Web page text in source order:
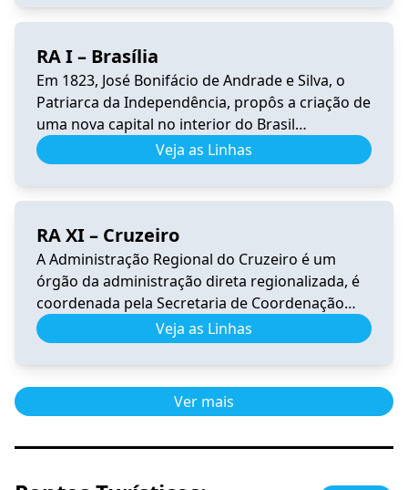
assim distribuídas: nos […]
RA I – Brasília
Em 1823, José Bonifácio de Andrade e Silva, o
Patriarca da Independência, propôs a criação de
uma nova capital no interior do Brasil
(sugerindo o nome Brasília), longe dos portos
para garantir a segurança do país. A vocação
Bosco. O […]
Veja as Linhas
RA XI – Cruzeiro
A Administração Regional do Cruzeiro é um
órgão da administração direta regionalizada, é
coordenada pela Secretaria de Coordenação
das Cidades. Tem por competência representar
o Governo do Distrito Federal na execução das
sua jurisdição. A Região Administrativa do
Cruzeiro encontra-se dentro da Poligonal de
Veja as Linhas
Ver mais